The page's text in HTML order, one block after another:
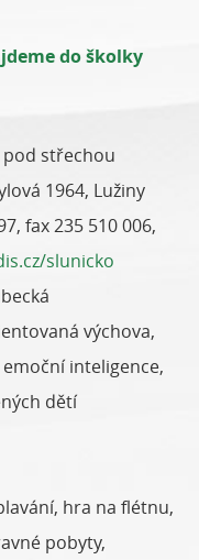
do školky
pod střechou
1964, Lužiny
fax 235 510 006,
slunicko
výchova,
inteligence,
dětí
hra na flétnu,
pobyty,